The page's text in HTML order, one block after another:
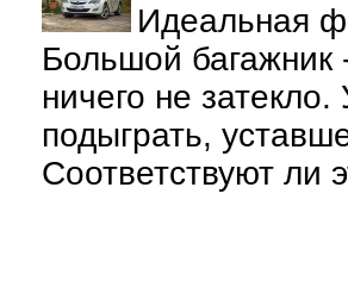
Идеальная
Большой багажник
ничего не
подыграть,
Соответствуют ли